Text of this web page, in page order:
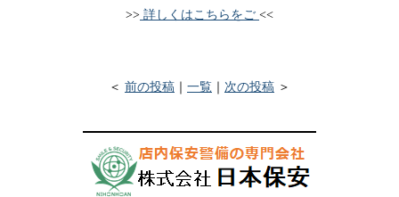
>> 詳しくはこちらをご <<
＜ 前の投稿 一覧 次の投稿 ＞